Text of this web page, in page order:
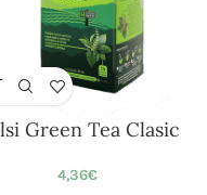
Green Tea Clasic
4,36€